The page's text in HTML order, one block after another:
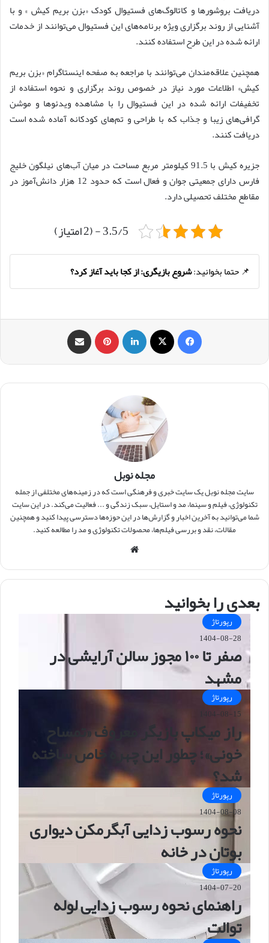
دریافت بروشورها و کاتالوگ‌های فستیوال کودک «بزن بریم کیش » و با
آشنایی از روند برگزاری ویژه برنامه‌های این فستیوال می‌توانند از خدمات
ارائه شده در این طرح استفاده کنند.
همچنین علاقه‌مندان می‌توانند با مراجعه به صفحه اینستاگرام «بزن بریم
کیش» اطلاعات مورد نیاز در خصوص روند برگزاری و نحوه استفاده از
تخفیفات ارائه شده در این فستیوال را با مشاهده ویدئوها و موشن
گرافی‌های زیبا و جذاب که با طراحی و تم‌های کودکانه آماده شده است
دریافت کنند.
جزیره کیش با 91.5 کیلومتر مربع مساحت در میان آب‌های نیلگون خلیج
فارس دارای جمعیتی جوان و فعال است که حدود 12 هزار دانش‌آموز در
مقاطع مختلف تحصیلی دارد.
3.5/5 - (2 امتیاز)
📌 حتما بخوانید:شروع بازیگری: از کجا باید آغاز کرد؟
فیس بوک ‫پین‌ترست
مجله نوبل
سایت مجله نوبل یک سایت خبری و فرهنگی است که در زمینه‌های مختلفی از جمله
تکنولوژی، فیلم و سینما، مد و استایل، سبک زندگی و ... فعالیت می‌کند. در این سایت
شما می‌توانید به آخرین اخبار و گزارش‌ها در این حوزه‌ها دسترسی پیدا کنید و همچنین
مقالات، نقد و بررسی فیلم‌ها، محصولات تکنولوژی و مد را مطالعه کنید.
بعدی را بخوانید
رپورتاژ
1404-08-28
صفر تا ۱۰۰ مجوز سالن آرایشی در
مشهد
رپورتاژ
1404-08-15
راز میکاپ بازیگر معروف «تمساح
خونی»؛ چطور این چهره خاص ساخته
شد؟
رپورتاژ
1404-08-08
نحوه رسوب زدایی آبگرمکن دیواری
بوتان در خانه
رپورتاژ
1404-07-20
راهنمای نحوه رسوب زدایی لوله
توالت